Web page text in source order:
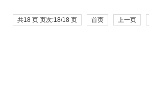
共18 页 页次:18/18 页 首页 上一页